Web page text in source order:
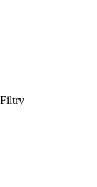
Filtry